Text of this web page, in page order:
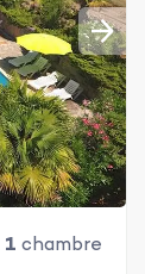
1 chambre